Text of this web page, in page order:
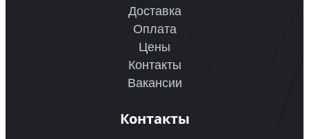
Доставка
Оплата
Цены
Контакты
Вакансии
Контакты